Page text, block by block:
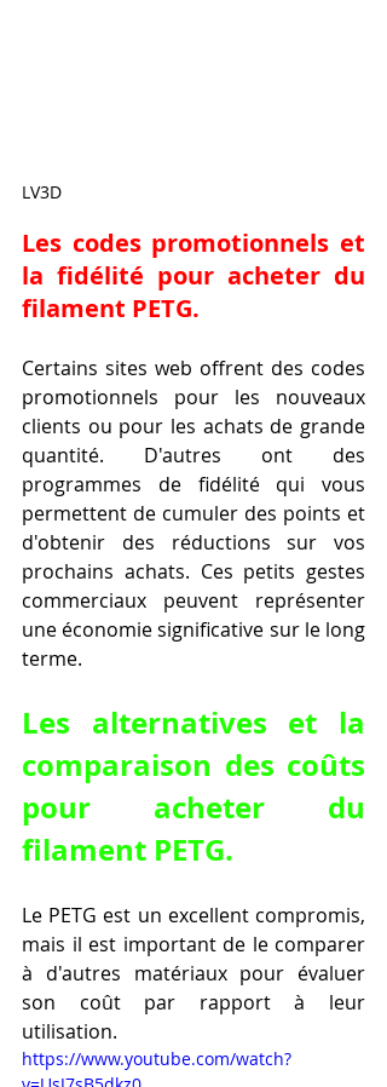
LV3D
Les codes promotionnels et
la fidélité pour acheter du
filament PETG.
Certains sites web offrent des codes
promotionnels pour les nouveaux
clients ou pour les achats de grande
quantité. D'autres ont des
programmes de fidélité qui vous
permettent de cumuler des points et
d'obtenir des réductions sur vos
prochains achats. Ces petits gestes
commerciaux peuvent représenter
une économie significative sur le long
terme.
Les alternatives et la
comparaison des coûts
pour acheter du
filament PETG.
Le PETG est un excellent compromis,
mais il est important de le comparer
à d'autres matériaux pour évaluer
son coût par rapport à leur
utilisation.
https://www.youtube.com/watch?